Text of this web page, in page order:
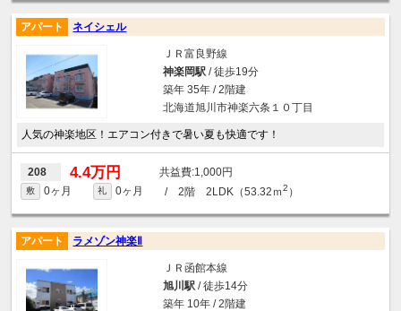
アパート ネイシェル
ＪＲ富良野線
神楽岡駅/ 徒歩19分
築年 35年 / 2階建
北海道旭川市神楽六条１０丁目
人気の神楽地区！エアコン付きで暑い夏も快適です！
208 4.4万円 1,000円
敷 0ヶ月 礼 0ヶ月 / 2階 2LDK（53.32ｍ2 ）
アパート ラメゾン神楽Ⅱ
ＪＲ函館本線
旭川駅/ 徒歩14分
築年 10年 / 2階建